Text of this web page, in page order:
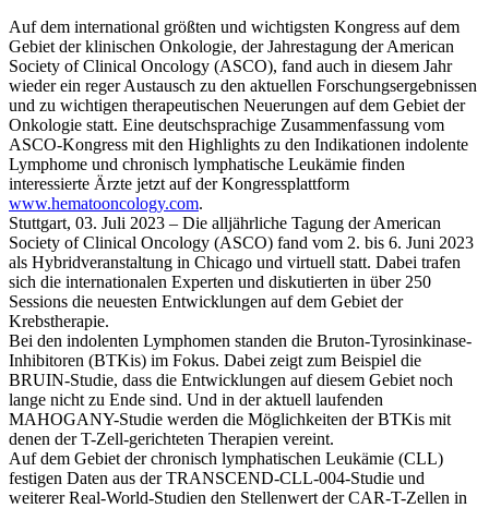
Auf dem international größten und wichtigsten Kongress auf dem
Gebiet der klinischen Onkologie, der Jahrestagung der American
Society of Clinical Oncology (ASCO), fand auch in diesem Jahr
wieder ein reger Austausch zu den aktuellen Forschungsergebnissen
und zu wichtigen therapeutischen Neuerungen auf dem Gebiet der
Onkologie statt. Eine deutschsprachige Zusammenfassung vom
ASCO-Kongress mit den Highlights zu den Indikationen indolente
Lymphome und chronisch lymphatische Leukämie finden
interessierte Ärzte jetzt auf der Kongressplattform
www.hematooncology.com.
Stuttgart, 03. Juli 2023 – Die alljährliche Tagung der American
Society of Clinical Oncology (ASCO) fand vom 2. bis 6. Juni 2023
als Hybridveranstaltung in Chicago und virtuell statt. Dabei trafen
sich die internationalen Experten und diskutierten in über 250
Sessions die neuesten Entwicklungen auf dem Gebiet der
Krebstherapie.
Bei den indolenten Lymphomen standen die Bruton-Tyrosinkinase-
Inhibitoren (BTKis) im Fokus. Dabei zeigt zum Beispiel die
BRUIN-Studie, dass die Entwicklungen auf diesem Gebiet noch
lange nicht zu Ende sind. Und in der aktuell laufenden
MAHOGANY-Studie werden die Möglichkeiten der BTKis mit
denen der T-Zell-gerichteten Therapien vereint.
Auf dem Gebiet der chronisch lymphatischen Leukämie (CLL)
festigen Daten aus der TRANSCEND-CLL-004-Studie und
weiterer Real-World-Studien den Stellenwert der CAR-T-Zellen in